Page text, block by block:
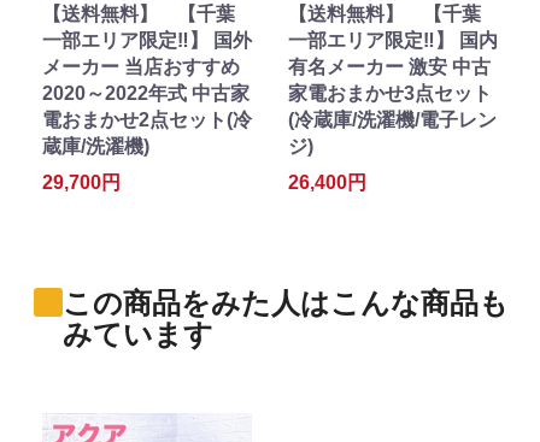
【送料無料】 【千葉
一部エリア限定‼】 国外
メーカー 当店おすすめ
2020～2022年式 中古家
電おまかせ2点セット(冷
蔵庫/洗濯機)
29,700円
【送料無料】 【千葉
一部エリア限定‼】 国内
有名メーカー 激安 中古
家電おまかせ3点セット
(冷蔵庫/洗濯機/電子レン
ジ)
26,400円
この商品をみた人はこんな商品も
みています